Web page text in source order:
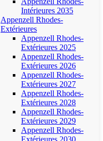
Intérieures 2035
Appenzell Rhodes-
Extérieures
Appenzell Rhodes-
Extérieures 2025
Appenzell Rhodes-
Extérieures 2026
Appenzell Rhodes-
Extérieures 2027
Appenzell Rhodes-
Extérieures 2028
Appenzell Rhodes-
Extérieures 2029
Appenzell Rhodes-
Extérieures 2030